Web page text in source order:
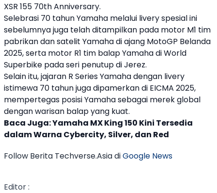
XSR 155 70th Anniversary.
Selebrasi 70 tahunYamaha melalui livery spesial ini
sebelumnya juga telah ditampilkan pada motor M1 tim
pabrikan dan satelit Yamahadi ajang MotoGP Belanda
2025, serta motor R1 tim balapYamahadi World
Superbike pada seri penutup di Jerez.
Selain itu, jajaran R SeriesYamahadengan livery
istimewa 70 tahun juga dipamerkan di EICMA 2025,
mempertegas posisiYamahasebagai merek global
dengan warisan balap yang kuat.
Baca Juga:Yamaha MX King 150 Kini Tersedia
dalam Warna Cybercity, Silver, dan Red
Follow Berita Techverse.Asia diGoogle News
Editor :